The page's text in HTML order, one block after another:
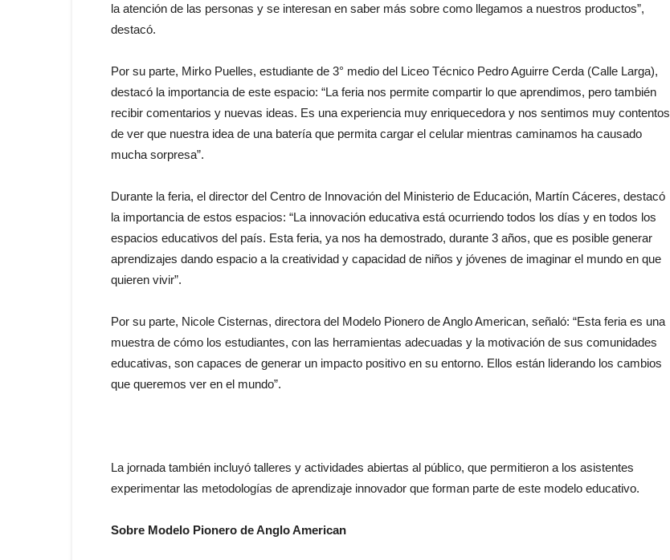
la atención de las personas y se interesan en saber más sobre como llegamos a nuestros productos”,
destacó.
Por su parte, Mirko Puelles, estudiante de 3° medio del Liceo Técnico Pedro Aguirre Cerda (Calle Larga),
destacó la importancia de este espacio: “La feria nos permite compartir lo que aprendimos, pero también
recibir comentarios y nuevas ideas. Es una experiencia muy enriquecedora y nos sentimos muy contentos
de ver que nuestra idea de una batería que permita cargar el celular mientras caminamos ha causado
mucha sorpresa”.
Durante la feria, el director del Centro de Innovación del Ministerio de Educación, Martín Cáceres, destacó
la importancia de estos espacios: “La innovación educativa está ocurriendo todos los días y en todos los
espacios educativos del país. Esta feria, ya nos ha demostrado, durante 3 años, que es posible generar
aprendizajes dando espacio a la creatividad y capacidad de niños y jóvenes de imaginar el mundo en que
quieren vivir”.
Por su parte, Nicole Cisternas, directora del Modelo Pionero de Anglo American, señaló: “Esta feria es una
muestra de cómo los estudiantes, con las herramientas adecuadas y la motivación de sus comunidades
educativas, son capaces de generar un impacto positivo en su entorno. Ellos están liderando los cambios
que queremos ver en el mundo”.
La jornada también incluyó talleres y actividades abiertas al público, que permitieron a los asistentes
experimentar las metodologías de aprendizaje innovador que forman parte de este modelo educativo.
Sobre Modelo Pionero de Anglo American